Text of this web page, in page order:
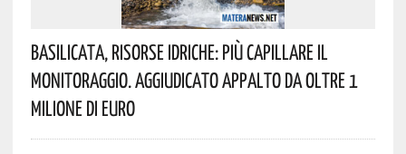
Basilicata, Risorse Idriche: Più Capillare Il
Monitoraggio. Aggiudicato Appalto Da Oltre 1
Milione Di Euro